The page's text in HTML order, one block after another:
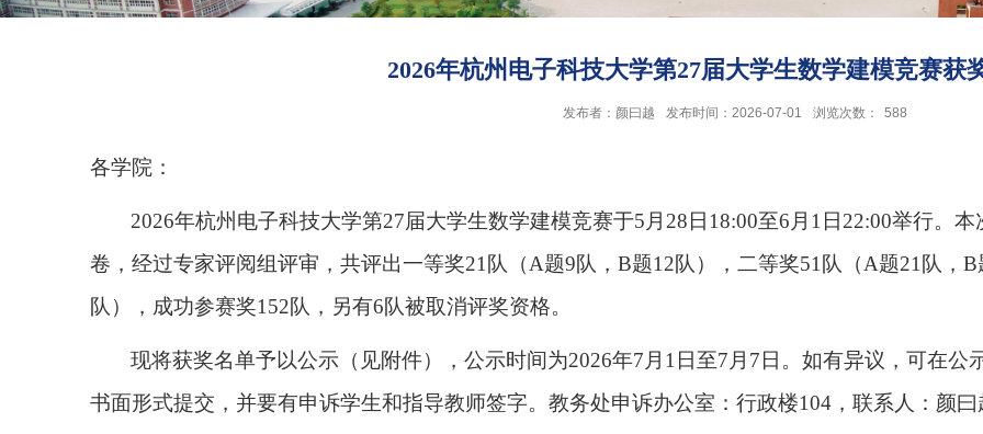
2026年杭州电子科技大学第27届大学生数学建模竞赛获
发布者：颜曰越 发布时间：2026-07-01 浏览次数： 588
各学院：
2026年杭州电子科技大学第27届大学生数学建模竞赛于5月28日18:00至6月1日22:00举行。
卷，经过专家评阅组评审，共评出一等奖21队（A题9队，B题12队），二等奖51队（A题21队，
队），成功参赛奖152队，另有6队被取消评奖资格。
现将获奖名单予以公示（见附件），公示时间为2026年7月1日至7月7日。如有异议，可在
书面形式提交，并要有申诉学生和指导教师签字。教务处申诉办公室：行政楼104，联系人：颜